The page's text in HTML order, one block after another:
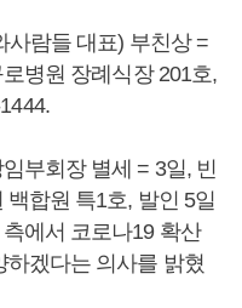
람들 대표) 부친상 =
병원 장례식장 201호,
부회장 별세 = 3일, 빈
합원 특1호, 발인 5일
에서 코로나19 확산
하겠다는 의사를 밝혔